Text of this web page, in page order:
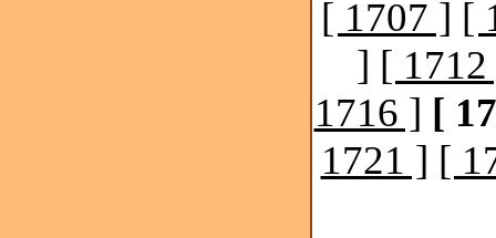
[ 1707 ] [
] [
1716 ] [
1721 ] [